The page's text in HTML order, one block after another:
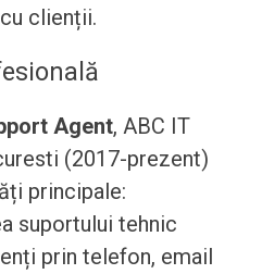
clienții.
Agent, ABC IT
(2017-prezent)
principale:
suportului tehnic
prin telefon, email